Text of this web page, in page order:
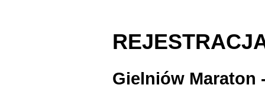
Gielniów Maraton